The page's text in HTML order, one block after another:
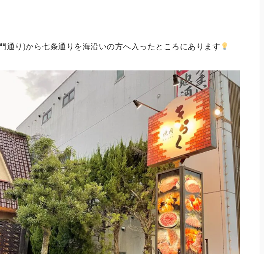
通り)から七条通りを海沿いの方へ入ったところにあります